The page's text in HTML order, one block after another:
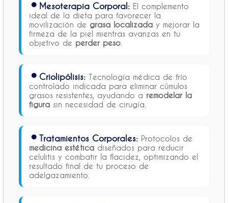
• Mesoterapia Corporal: El complemento
ideal de la dieta para favorecer la
movilización de grasa localizada y mejorar la
firmeza de la piel mientras avanzas en tu
objetivo de perder peso
• Criolipólisis: Tecnología médica de frío
controlado indicada para eliminar cúmulos
grasos resistentes, ayudando a remodelar la
figura sin necesidad de cirugía.
• Tratamientos Corporales: Protocolos de
medicina estética diseñados para reducir
celulitis y combatir la flacidez, optimizando el
resultado final de tu proceso de
adelgazamiento.